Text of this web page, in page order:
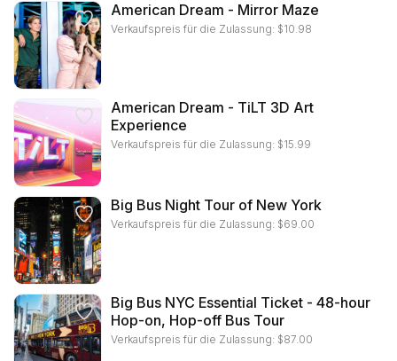
American Dream - Mirror Maze
Verkaufspreis für die Zulassung: $10.98
American Dream - TiLT 3D Art
Experience
Verkaufspreis für die Zulassung: $15.99
Big Bus Night Tour of New York
Verkaufspreis für die Zulassung: $69.00
Big Bus NYC Essential Ticket - 48-hour
Hop-on, Hop-off Bus Tour
Verkaufspreis für die Zulassung: $87.00